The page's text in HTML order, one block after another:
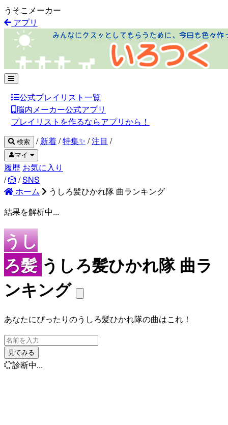
うそこメーカー
アプリ
公式プレイリスト一覧
脳内メーカー公式アプリ
プレイリストを作るならアプリから！
検索 / 新着/特集✨ /注目 /
👤マイ
履歴 お気に入り
/🎲 /SNS
ホーム
うしろ髪ひかれ隊 曲ランキング
結果を解析中...
うし
ろ髪 うしろ髪ひかれ隊 曲ラ
ンキング
あなたにぴったりのうしろ髪ひかれ隊の曲はこれ！
見てみる
診断中...